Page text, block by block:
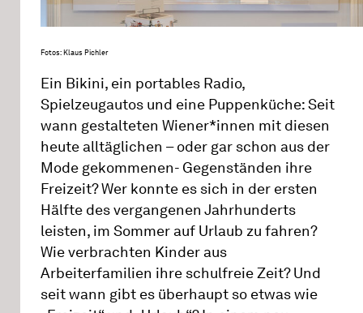
Fotos: Klaus Pichler
Ein Bikini, ein portables Radio,
Spielzeugautos und eine Puppenküche: Seit
wann gestalteten Wiener*innen mit diesen
heute alltäglichen – oder gar schon aus der
Mode gekommenen- Gegenständen ihre
Freizeit? Wer konnte es sich in der ersten
Hälfte des vergangenen Jahrhunderts
leisten, im Sommer auf Urlaub zu fahren?
Wie verbrachten Kinder aus
Arbeiterfamilien ihre schulfreie Zeit? Und
seit wann gibt es überhaupt so etwas wie